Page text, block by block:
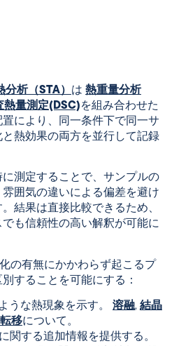
分析（STA） は 熱重量分析
熱量測定(DSC)を組み合わせた
置により、同一条件下で同一サ
熱効果の両方を並行して記録
測定することで、サンプルの
囲気の違いによる偏差を避け
結果は直接比較できるため、
も信頼性の高い解釈が可能に
の有無にかかわらず起こるプ
することを可能にする：
うな熱現象を示す。 溶融, 結晶
移について。
関する追加情報を提供する。